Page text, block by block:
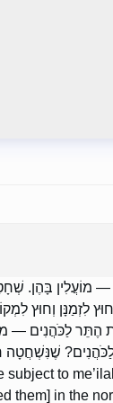
בָּהֶן. שְׁחָטָן
לִזְמַנָּן וְחוּץ
הֶתֵּר לַכֹּהֲנִים —
שֶׁנִּשְׁחֲטָה
to
them] in the